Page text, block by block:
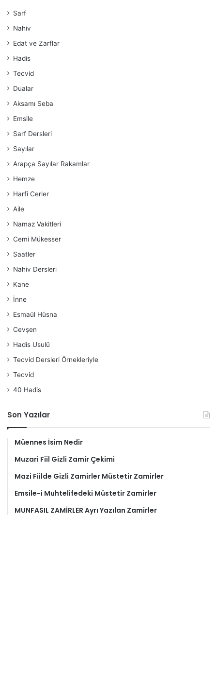
Sarf
Nahiv
Edat ve Zarflar
Hadis
Tecvid
Dualar
Aksamı Seba
Emsile
Sarf Dersleri
Sayılar
Arapça Sayılar Rakamlar
Hemze
Harfi Cerler
Aile
Namaz Vakitleri
Cemi Mükesser
Saatler
Nahiv Dersleri
Kane
İnne
Esmaül Hüsna
Cevşen
Hadis Usulü
Tecvid Dersleri Örnekleriyle
Tecvid
40 Hadis
Son Yazılar
Müennes İsim Nedir
Muzari Fiil Gizli Zamir Çekimi
Mazi Fiilde Gizli Zamirler Müstetir Zamirler
Emsile-i Muhtelifedeki Müstetir Zamirler
MUNFASIL ZAMİRLER Ayrı Yazılan Zamirler